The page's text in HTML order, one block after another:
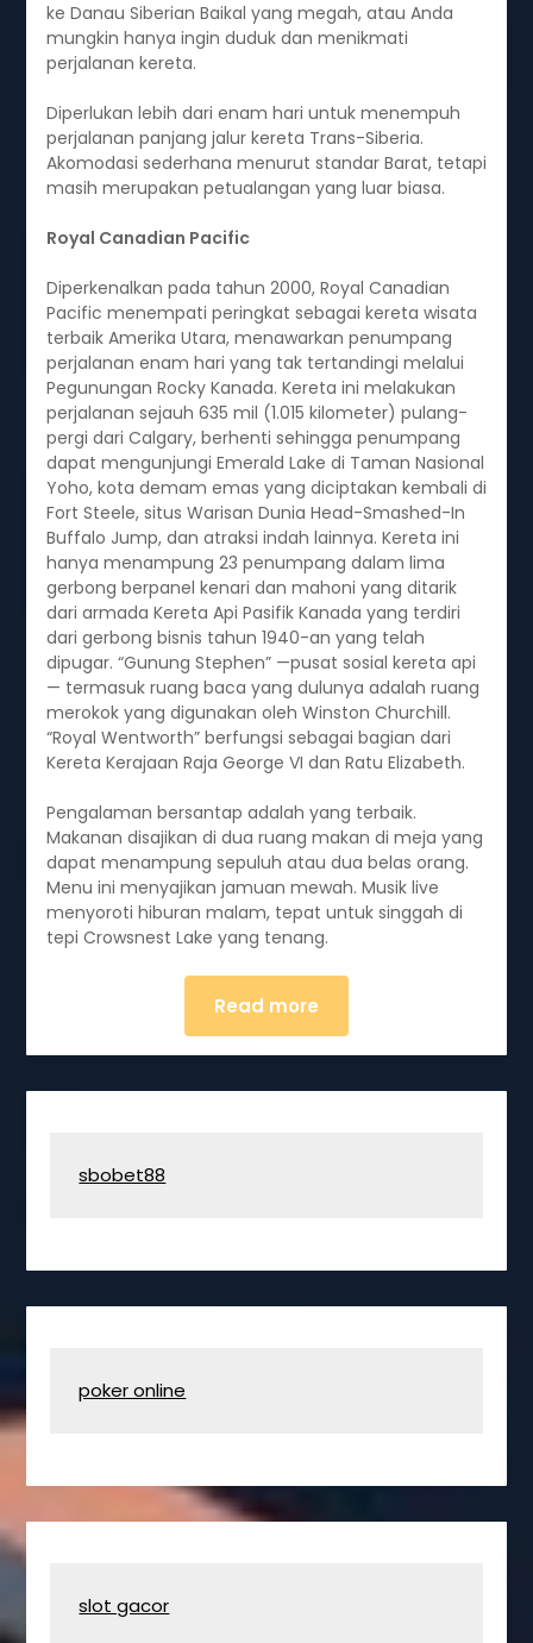
ke Danau Siberian Baikal yang megah, atau Anda
mungkin hanya ingin duduk dan menikmati
perjalanan kereta.
Diperlukan lebih dari enam hari untuk menempuh
perjalanan panjang jalur kereta Trans-Siberia.
Akomodasi sederhana menurut standar Barat, tetapi
masih merupakan petualangan yang luar biasa.
Royal Canadian Pacific
Diperkenalkan pada tahun 2000, Royal Canadian
Pacific menempati peringkat sebagai kereta wisata
terbaik Amerika Utara, menawarkan penumpang
perjalanan enam hari yang tak tertandingi melalui
Pegunungan Rocky Kanada. Kereta ini melakukan
perjalanan sejauh 635 mil (1.015 kilometer) pulang-
pergi dari Calgary, berhenti sehingga penumpang
dapat mengunjungi Emerald Lake di Taman Nasional
Yoho, kota demam emas yang diciptakan kembali di
Fort Steele, situs Warisan Dunia Head-Smashed-In
Buffalo Jump, dan atraksi indah lainnya. Kereta ini
hanya menampung 23 penumpang dalam lima
gerbong berpanel kenari dan mahoni yang ditarik
dari armada Kereta Api Pasifik Kanada yang terdiri
dari gerbong bisnis tahun 1940-an yang telah
dipugar. “Gunung Stephen” —pusat sosial kereta api
— termasuk ruang baca yang dulunya adalah ruang
merokok yang digunakan oleh Winston Churchill.
“Royal Wentworth” berfungsi sebagai bagian dari
Kereta Kerajaan Raja George VI dan Ratu Elizabeth.
Pengalaman bersantap adalah yang terbaik.
Makanan disajikan di dua ruang makan di meja yang
dapat menampung sepuluh atau dua belas orang.
Menu ini menyajikan jamuan mewah. Musik live
menyoroti hiburan malam, tepat untuk singgah di
tepi Crowsnest Lake yang tenang.
Read more
sbobet88
poker online
slot gacor